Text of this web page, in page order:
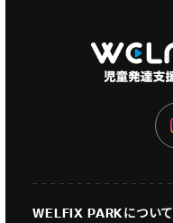
WELFIX PARKについて